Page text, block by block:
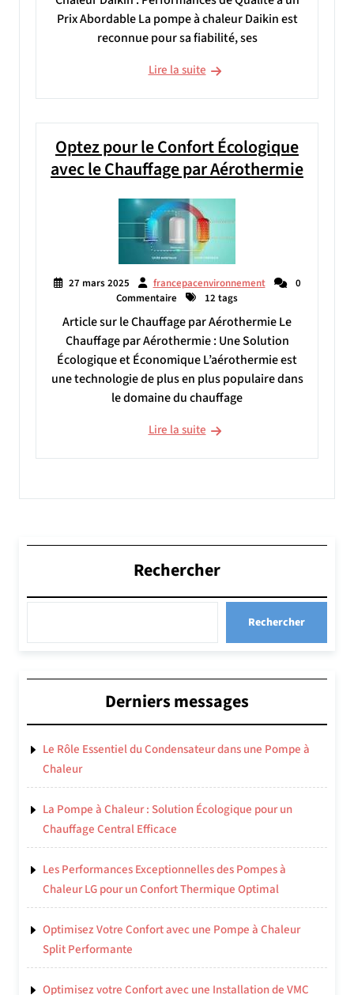
Prix Abordable La pompe à chaleur Daikin est
reconnue pour sa fiabilité, ses
Lire la suite
Optez pour le Confort Écologique
avec le Chauffage par Aérothermie
27 mars 2025 francepacenvironnement
0
Commentaire
12 tags
Article sur le Chauffage par Aérothermie Le
Chauffage par Aérothermie : Une Solution
Écologique et Économique L’aérothermie est
une technologie de plus en plus populaire dans
le domaine du chauffage
Lire la suite
Rechercher
Rechercher
Derniers messages
Le Rôle Essentiel du Condensateur dans une Pompe à
Chaleur
La Pompe à Chaleur : Solution Écologique pour un
Chauffage Central Efficace
Les Performances Exceptionnelles des Pompes à
Chaleur LG pour un Confort Thermique Optimal
Optimisez Votre Confort avec une Pompe à Chaleur
Split Performante
Optimisez votre Confort avec une Installation de VMC